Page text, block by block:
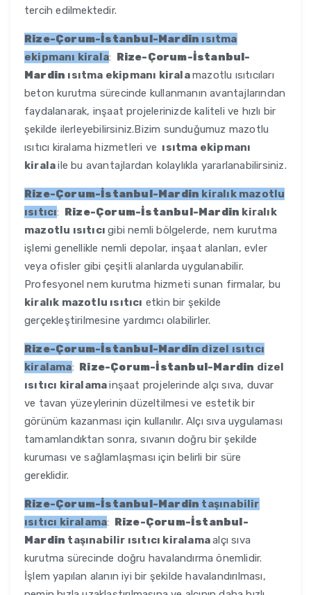
tercih edilmektedir.
Rize-Çorum-İstanbul-Mardin ısıtma
ekipmanı kirala: Rize-Çorum-İstanbul-
Mardin ısıtma ekipmanı kiralamazotlu ısıtıcıları
beton kurutma sürecinde kullanmanın avantajlarından
faydalanarak, inşaat projelerinizde kaliteli ve hızlı bir
şekilde ilerleyebilirsiniz.Bizim sunduğumuz mazotlu
ısıtıcı kiralama hizmetleri ve ısıtma ekipmanı
kiralaile bu avantajlardan kolaylıkla yararlanabilirsiniz.
Rize-Çorum-İstanbul-Mardin kiralık mazotlu
ısıtıcı: Rize-Çorum-İstanbul-Mardin kiralık
mazotlu ısıtıcıgibi nemli bölgelerde, nem kurutma
işlemi genellikle nemli depolar, inşaat alanları, evler
veya ofisler gibi çeşitli alanlarda uygulanabilir.
Profesyonel nem kurutma hizmeti sunan firmalar, bu
kiralık mazotlu ısıtıcı etkin bir şekilde
gerçekleştirilmesine yardımcı olabilirler.
Rize-Çorum-İstanbul-Mardin dizel ısıtıcı
kiralama: Rize-Çorum-İstanbul-Mardin dizel
ısıtıcı kiralamainşaat projelerinde alçı sıva, duvar
ve tavan yüzeylerinin düzeltilmesi ve estetik bir
görünüm kazanması için kullanılır. Alçı sıva uygulaması
tamamlandıktan sonra, sıvanın doğru bir şekilde
kuruması ve sağlamlaşması için belirli bir süre
gereklidir.
Rize-Çorum-İstanbul-Mardin taşınabilir
ısıtıcı kiralama: Rize-Çorum-İstanbul-
Mardin taşınabilir ısıtıcı kiralamaalçı sıva
kurutma sürecinde doğru havalandırma önemlidir.
İşlem yapılan alanın iyi bir şekilde havalandırılması,